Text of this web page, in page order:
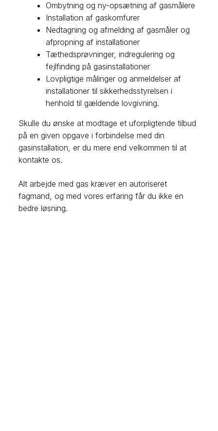
Ombytning og ny-opsætning af gasmålere
Installation af gaskomfurer
Nedtagning og afmelding af gasmåler og
afpropning af installationer
Tæthedsprøvninger, indregulering og
fejlfinding på gasinstallationer
Lovpligtige målinger og anmeldelser af
installationer til sikkerhedsstyrelsen i
henhold til gældende lovgivning.
Skulle du ønske at modtage et uforpligtende tilbud
på en given opgave i forbindelse med din
gasinstallation, er du mere end velkommen til at
kontakte os.
Alt arbejde med gas kræver en autoriseret
fagmand, og med vores erfaring får du ikke en
bedre løsning.